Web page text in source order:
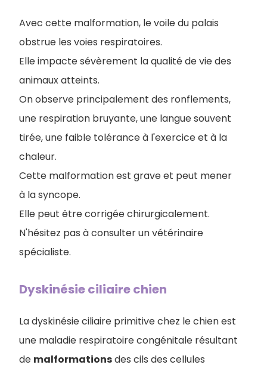
Avec cette malformation, le voile du palais
obstrue les voies respiratoires.
Elle impacte sévèrement la qualité de vie des
animaux atteints.
On observe principalement des ronflements,
une respiration bruyante, une langue souvent
tirée, une faible tolérance à l'exercice et à la
chaleur.
Cette malformation est grave et peut mener
à la syncope.
Elle peut être corrigée chirurgicalement.
N'hésitez pas à consulter un vétérinaire
spécialiste.
Dyskinésie ciliaire chien
La dyskinésie ciliaire primitive chez le chien est
une maladie respiratoire congénitale résultant
de malformationsdes cils des cellules